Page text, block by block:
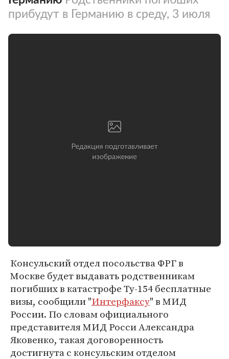
прибудут в Германию в среду, 3 июля
Консульский отдел посольства ФРГ в
Москве будет выдавать родственникам
погибших в катастрофе Ту-154 бесплатные
визы, сообщили "Интерфаксу" в МИД
России. По словам официального
представителя МИД Росси Александра
Яковенко, такая договоренность
достигнута с консульским отделом